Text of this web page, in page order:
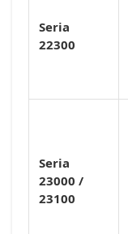
Seria
22300
Seria
23000 /
23100